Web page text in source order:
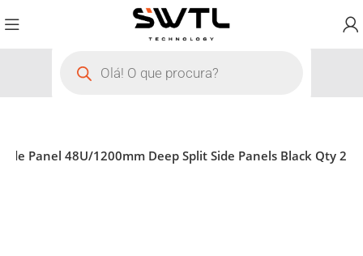
Side Panel 48U/1200mm Deep Split Side Panels Black Qty 2